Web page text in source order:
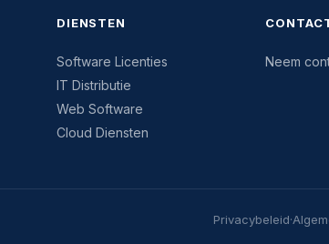
DIENSTEN
Software Licenties
IT Distributie
Web Software
Cloud Diensten
Neem
Privacybeleid·